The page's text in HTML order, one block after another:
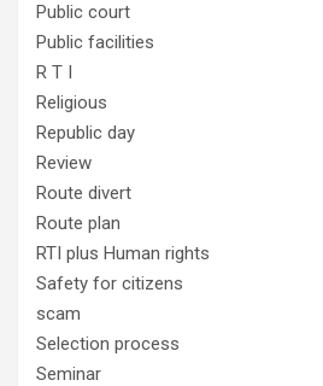
Public court
Public facilities
R T I
Religious
Republic day
Review
Route divert
Route plan
RTI plus Human rights
Safety for citizens
scam
Selection process
Seminar